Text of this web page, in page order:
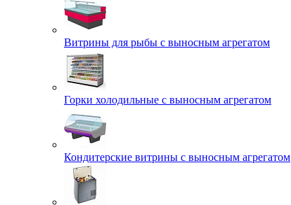
Витрины для рыбы с выносным агрегатом
Горки холодильные с выносным агрегатом
Кондитерские витрины с выносным агрегатом